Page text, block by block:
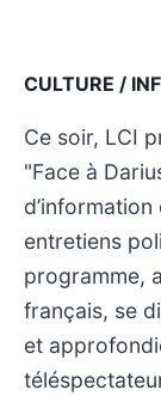
CULTURE /
Ce soir, LCI
"Face à
entretiens
programme,
français, se
et